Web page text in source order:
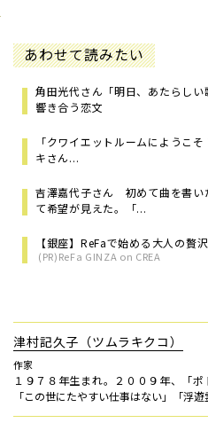
あわせて読みたい
角田光代さん「明日、あたらし
響き合う恋文
「クワイエットルームにようこ
キさん...
吉澤嘉代子さん 初めて曲を書い
て希望が見えた。「...
【銀座】ReFaで始める大人の贅
(PR)ReFa GINZA on CREA
津村記久子（ツムラキクコ）
作家
１９７８年生まれ。２００９年、「
「この世にたやすい仕事はない」「浮遊